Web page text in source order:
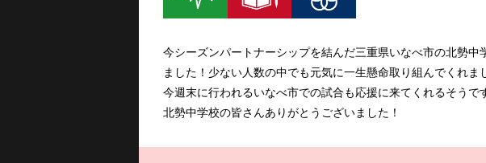
今シーズンパートナーシップを結んだ三重県いなべ市の北勢
ました！少ない人数の中でも元気に一生懸命取り組んでくれま
今週末に行われるいなべ市での試合も応援に来てくれるそうで
北勢中学校の皆さんありがとうございました！